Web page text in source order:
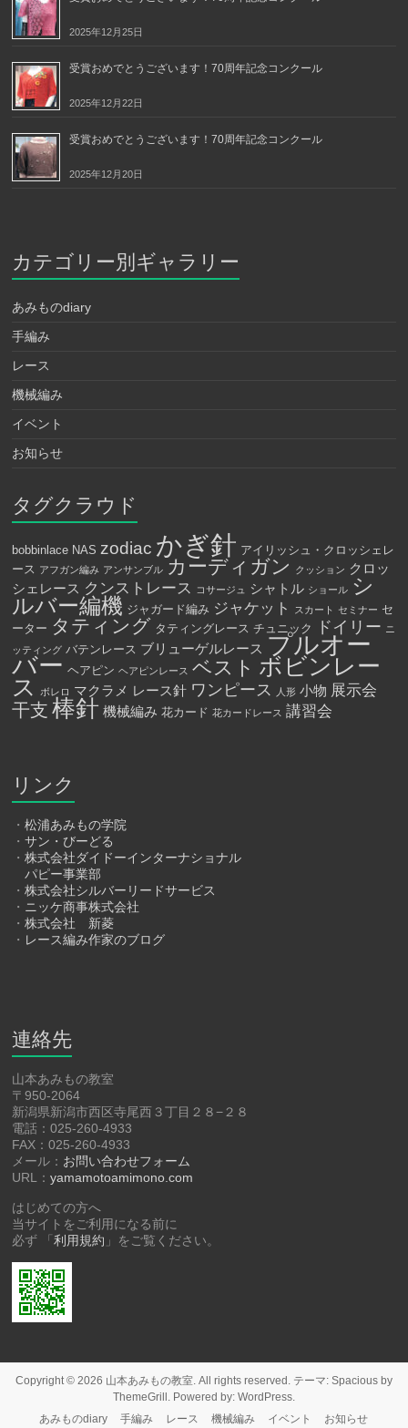
2025年12月25日
受賞おめでとうございます！70周年記念コンクール
2025年12月22日
受賞おめでとうございます！70周年記念コンクール
2025年12月20日
カテゴリー別ギャラリー
あみものdiary
手編み
レース
機械編み
イベント
お知らせ
タグクラウド
bobbinlace NAS zodiac かぎ針 アイリッシュ・クロッシェレ
ース アフガン編み アンサンブル カーディガン クッション クロッ
シェレース クンストレース コサージュ シャトル ショール シ
ルバー編機 ジャガード編み ジャケット スカート セミナー セ
ーター タティング タティングレース チュニック ドイリー ニ
ッティング バテンレース ブリューゲルレース プルオー
バー ヘアピン ヘアピンレース ベスト ボビンレー
ス ボレロ マクラメ レース針 ワンピース 人形 小物 展示会
干支 棒針 機械編み 花カード 花カードレース 講習会
リンク
・松浦あみもの学院
・サン・びーどる
・株式会社ダイドーインターナショナル
パピー事業部
・株式会社シルバーリードサービス
・ ニッケ商事株式会社
・株式会社 新菱
・ レース編み作家のブログ
連絡先
山本あみもの教室
〒950-2064
新潟県新潟市西区寺尾西３丁目２８−２８
電話：025-260-4933
FAX：025-260-4933
メール： お問い合わせフォーム
URL：yamamotoamimono.com
はじめての方へ
当サイトをご利用になる前に
必ず 「利用規約 」をご覧ください。
Copyright © 2026 山本あみもの教室. All rights reserved. テーマ: Spaciousby
ThemeGrill. Powered by: WordPress.
あみものdiary
手編み レース 機械編み イベント お知らせ